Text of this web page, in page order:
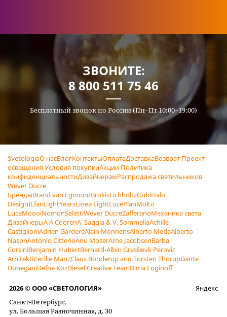
ЗВОНИТЕ:
8 800 511 75 46
Бесплатный звонок по России (Пн–Пт 10:00–19:00)
SvetologiaО насБлогКонтактыОплатаДоставкаВозврат Проект
освещенияУсловия покупкиАкции Политика
конфиденциальностиДизайнерамРаспродажа светильников
Wever Ducre
БрендыBrand van EgmondBrokisEichholtzGubiHalo
DesignILfariLightYearsLinea LightLucePlanMolto
LuceMoooiNomonSelettiWever DucreZafferanoМеханика света
ДизайнерыA A CoorenA. Saggia & V. SommellaAchille
CastiglioniAdrien GardereAlain MonnensAlberto MedaAlberto
NasonAntonio CitterioAnu MoserArne JacobsenBarba
CorsiniBenjamin HubertBernard-Albin GrasBevk Perovic
ArhitektiCecilie ManzClaus Bonderup and Torsten ThorupDante
DoneganiDefne KozDiesel Creative TeamDima Loginoff
2026 © ООО «СВЕТОЛОГИЯ»
Санкт-Петербург,
ул. Большая Разночинная, д. 30
Яндекс